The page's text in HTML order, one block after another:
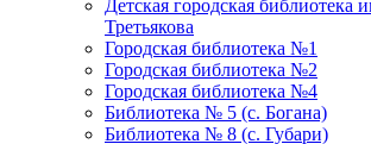
Детская городская
Третьякова
Городская библиотека №1
Городская библиотека №2
Городская библиотека №4
Библиотека № 5 (с. Богана)
Библиотека № 8 (с. Губари)